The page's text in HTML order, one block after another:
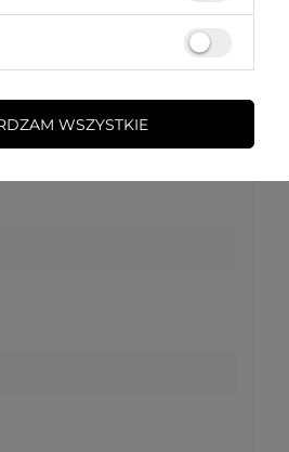
WSZYSTKIE